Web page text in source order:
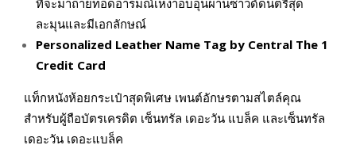
ละมุนและมีเอกลักษณ์
Personalized Leather Name Tag by Central The 1
Credit Card
แท็กหนังห้อยกระเป๋าสุดพิเศษ เพนต์อักษรตามสไตล์คุณ
สำหรับผู้ถือบัตรเครดิต เซ็นทรัล เดอะวัน แบล็ค และเซ็นทรัล
เดอะวัน เดอะแบล็ค